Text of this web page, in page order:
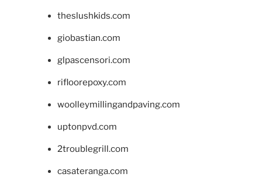
theslushkids.com
giobastian.com
glpascensori.com
rifloorepoxy.com
woolleymillingandpaving.com
uptonpvd.com
2troublegrill.com
casateranga.com